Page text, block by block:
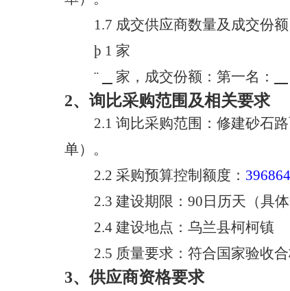
1.7 成交供应商数量及成交份额
þ 1 家
¨
家，成交份额：第一名：
2、 询比采购范围 及相关要求
2.1 询比采购范围 ： 修建砂石
单）。
2.2 采购预算控制额度：
2.3 建设期限 ： 90日历天 （具
2.4 建设地点： 乌兰县柯柯镇
2.5 质量要求：符合国家验收
3、供应商资格要求